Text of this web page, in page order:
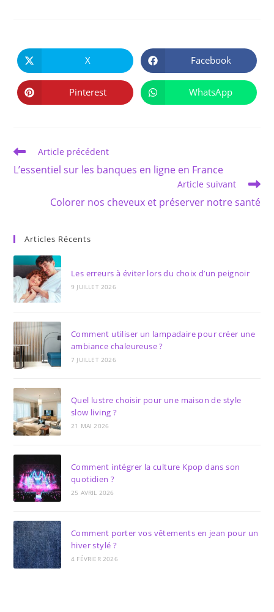
CE
CONTENU
Ouvrir
dans
une
autre
fenêtre
X Ouvrir
dans
une
autre
fenêtre
Facebook
Ouvrir
dans
Pinterest Ouvrir
dans
WhatsApp
Read
articles
Article précédent
L’essentiel sur les banques en ligne en France
Article suivant
Colorer nos cheveux et préserver notre santé
Articles Récents
Les erreurs à éviter lors du choix d’un peignoir
9 JUILLET 2026
Comment utiliser un lampadaire pour créer une
ambiance chaleureuse ?
7 JUILLET 2026
Quel lustre choisir pour une maison de style
slow living ?
21 MAI 2026
Comment intégrer la culture Kpop dans son
quotidien ?
25 AVRIL 2026
Comment porter vos vêtements en jean pour un
hiver stylé ?
4 FÉVRIER 2026